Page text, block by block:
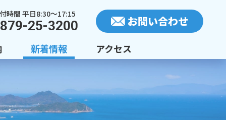
時間 平日8:30〜17:15
25-3200 お問い合わせ
新着情報 アクセス